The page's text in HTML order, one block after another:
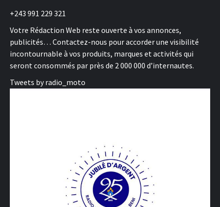
+243 991 229 321
Votre Rédaction Web reste ouverte à vos annonces,
publicités… Contactez-nous pour accorder une visibilité
incontournable à vos produits, marques et activités qui
seront consommés par près de 2 000 000 d’internautes.
Tweets by radio_moto